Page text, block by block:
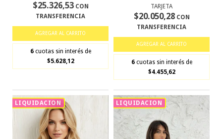
$25.326,53CON
TRANSFERENCIA
AGREGAR AL CARRITO
6 cuotas sin interés de
$5.628,12
TARJETA
$20.050,28CON
TRANSFERENCIA
AGREGAR AL CARRITO
6 cuotas sin interés de
$4.455,62
LIQUIDACION LIQUIDACION